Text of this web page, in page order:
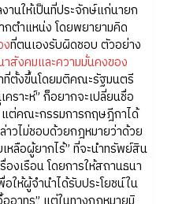
านให้เป็นที่ประจักษ์แก่นายก
ตำแหน่ง โดยพยายามคิด
งที่ตนเองรับผิดชอบ ตัวอย่าง
สังคมและความมั่นคงของ
ที่ตั้งขึ้นโดยมติคณะรัฐมนตรี
ราะห์” ก็อยากจะเปลี่ยนชื่อ
แต่คณะกรรมการกฤษฎีกาได้
าวไม่ชอบด้วยกฎหมายว่าด้วย
หลือผู้ยากไร้” ที่จะนำทรัพย์สิน
งเรือน โดยการให้สถานธนา
ให้ผู้จำนำได้รับประโยชน์ใน